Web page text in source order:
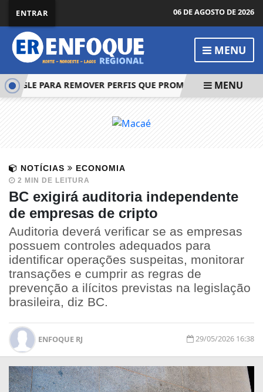
ENTRAR 06 DE AGOSTO DE 2026
MENU
PARA REMOVER PERFIS QUE PROMOVEM APOSTAS
MENU
NOTÍCIAS ECONOMIA
2 MIN DE LEITURA
BC exigirá auditoria independente
de empresas de cripto
Auditoria deverá verificar se as empresas
possuem controles adequados para
identificar operações suspeitas, monitorar
transações e cumprir as regras de
prevenção a ilícitos previstas na legislação
brasileira, diz BC.
ENFOQUE RJ 29/05/2026 16:38